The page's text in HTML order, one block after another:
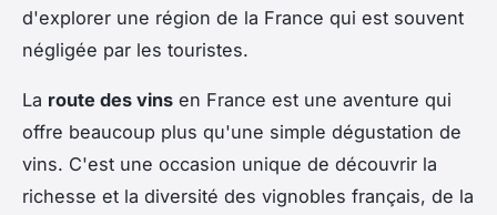
d'explorer une région de la France qui est souvent
négligée par les touristes.
La route des vins en France est une aventure qui
offre beaucoup plus qu'une simple dégustation de
vins. C'est une occasion unique de découvrir la
richesse et la diversité des vignobles français, de la